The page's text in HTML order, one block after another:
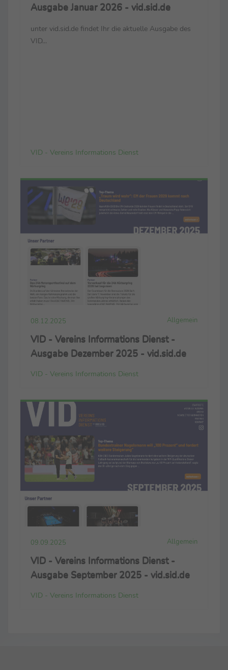
Ausgabe Januar 2026 - vid.sid.de
unter vid.sid.de findet Ihr die aktuelle Ausgabe des
VID...
VID - Vereins Informations Dienst
08.12.2025 Allgemein
VID - Vereins Informations Dienst -
Ausgabe Dezember 2025 - vid.sid.de
VID - Vereins Informations Dienst
09.09.2025 Allgemein
VID - Vereins Informations Dienst -
Ausgabe September 2025 - vid.sid.de
VID - Vereins Informations Dienst